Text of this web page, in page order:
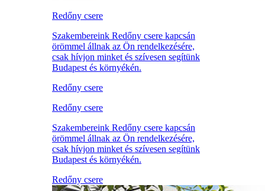
Redőny csere
Szakembereink Redőny csere kapcsán
örömmel állnak az Ön rendelkezésére,
csak hívjon minket és szívesen segítünk
Budapest és környékén.
Redőny csere
Redőny csere
Szakembereink Redőny csere kapcsán
örömmel állnak az Ön rendelkezésére,
csak hívjon minket és szívesen segítünk
Budapest és környékén.
Redőny csere